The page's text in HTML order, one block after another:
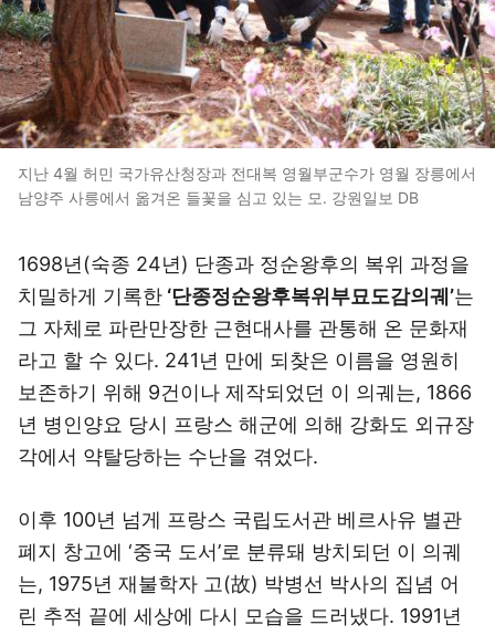
지난 4월 허민 국가유산청장과 전대복 영월부군수가 영월 장릉에서
남양주 사릉에서 옮겨온 들꽃을 심고 있는 모. 강원일보 DB
1698년(숙종 24년) 단종과 정순왕후의 복위 과정을
치밀하게 기록한 ‘단종정순왕후복위부묘도감의궤’는
그 자체로 파란만장한 근현대사를 관통해 온 문화재
라고 할 수 있다. 241년 만에 되찾은 이름을 영원히
보존하기 위해 9건이나 제작되었던 이 의궤는, 1866
년 병인양요 당시 프랑스 해군에 의해 강화도 외규장
각에서 약탈당하는 수난을 겪었다.
이후 100년 넘게 프랑스 국립도서관 베르사유 별관
폐지 창고에 ‘중국 도서’로 분류돼 방치되던 이 의궤
는, 1975년 재불학자 고(故) 박병선 박사의 집념 어
린 추적 끝에 세상에 다시 모습을 드러냈다. 1991년